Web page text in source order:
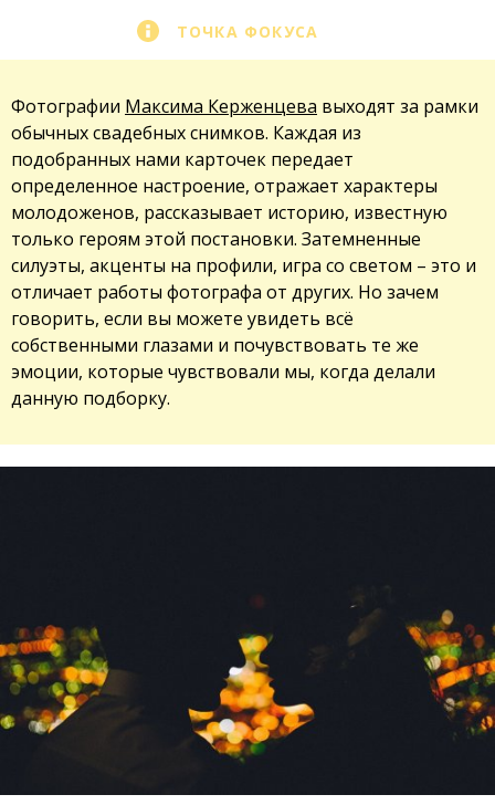
ТОЧКА ФОКУСА
Фотографии Максима Керженцева выходят за рамки
обычных свадебных снимков. Каждая из
подобранных нами карточек передает
определенное настроение, отражает характеры
молодоженов, рассказывает историю, известную
только героям этой постановки. Затемненные
силуэты, акценты на профили, игра со светом – это и
отличает работы фотографа от других. Но зачем
говорить, если вы можете увидеть всё
собственными глазами и почувствовать те же
эмоции, которые чувствовали мы, когда делали
данную подборку.